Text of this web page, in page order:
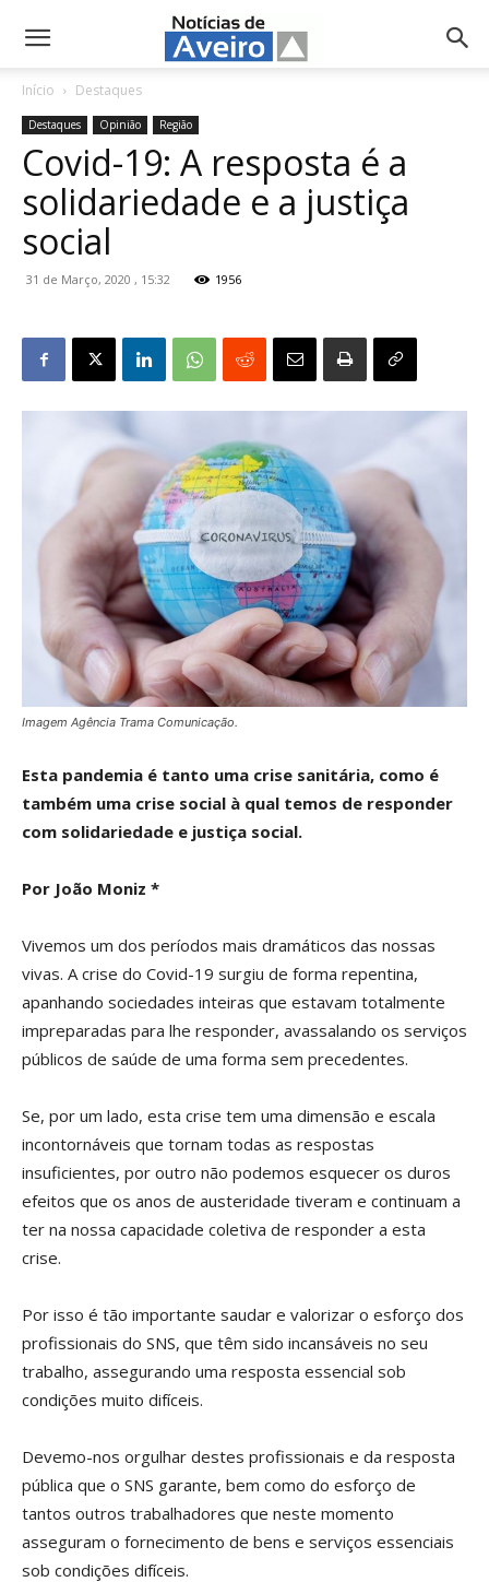
NotíciasdeAveiro.pt
Início Destaques
Destaques Opinião Região
Covid-19: A resposta é a
solidariedade e a justiça
social
31 de Março, 2020 , 15:32 1956
Imagem Agência Trama Comunicação.
Esta pandemia é tanto uma crise sanitária, como é
também uma crise social à qual temos de responder
com solidariedade e justiça social.
Por João Moniz *
Vivemos um dos períodos mais dramáticos das nossas
vivas. A crise do Covid-19 surgiu de forma repentina,
apanhando sociedades inteiras que estavam totalmente
impreparadas para lhe responder, avassalando os serviços
públicos de saúde de uma forma sem precedentes.
Se, por um lado, esta crise tem uma dimensão e escala
incontornáveis que tornam todas as respostas
insuficientes, por outro não podemos esquecer os duros
efeitos que os anos de austeridade tiveram e continuam a
ter na nossa capacidade coletiva de responder a esta
crise.
Por isso é tão importante saudar e valorizar o esforço dos
profissionais do SNS, que têm sido incansáveis no seu
trabalho, assegurando uma resposta essencial sob
condições muito difíceis.
Devemo-nos orgulhar destes profissionais e da resposta
pública que o SNS garante, bem como do esforço de
tantos outros trabalhadores que neste momento
asseguram o fornecimento de bens e serviços essenciais
sob condições difíceis.